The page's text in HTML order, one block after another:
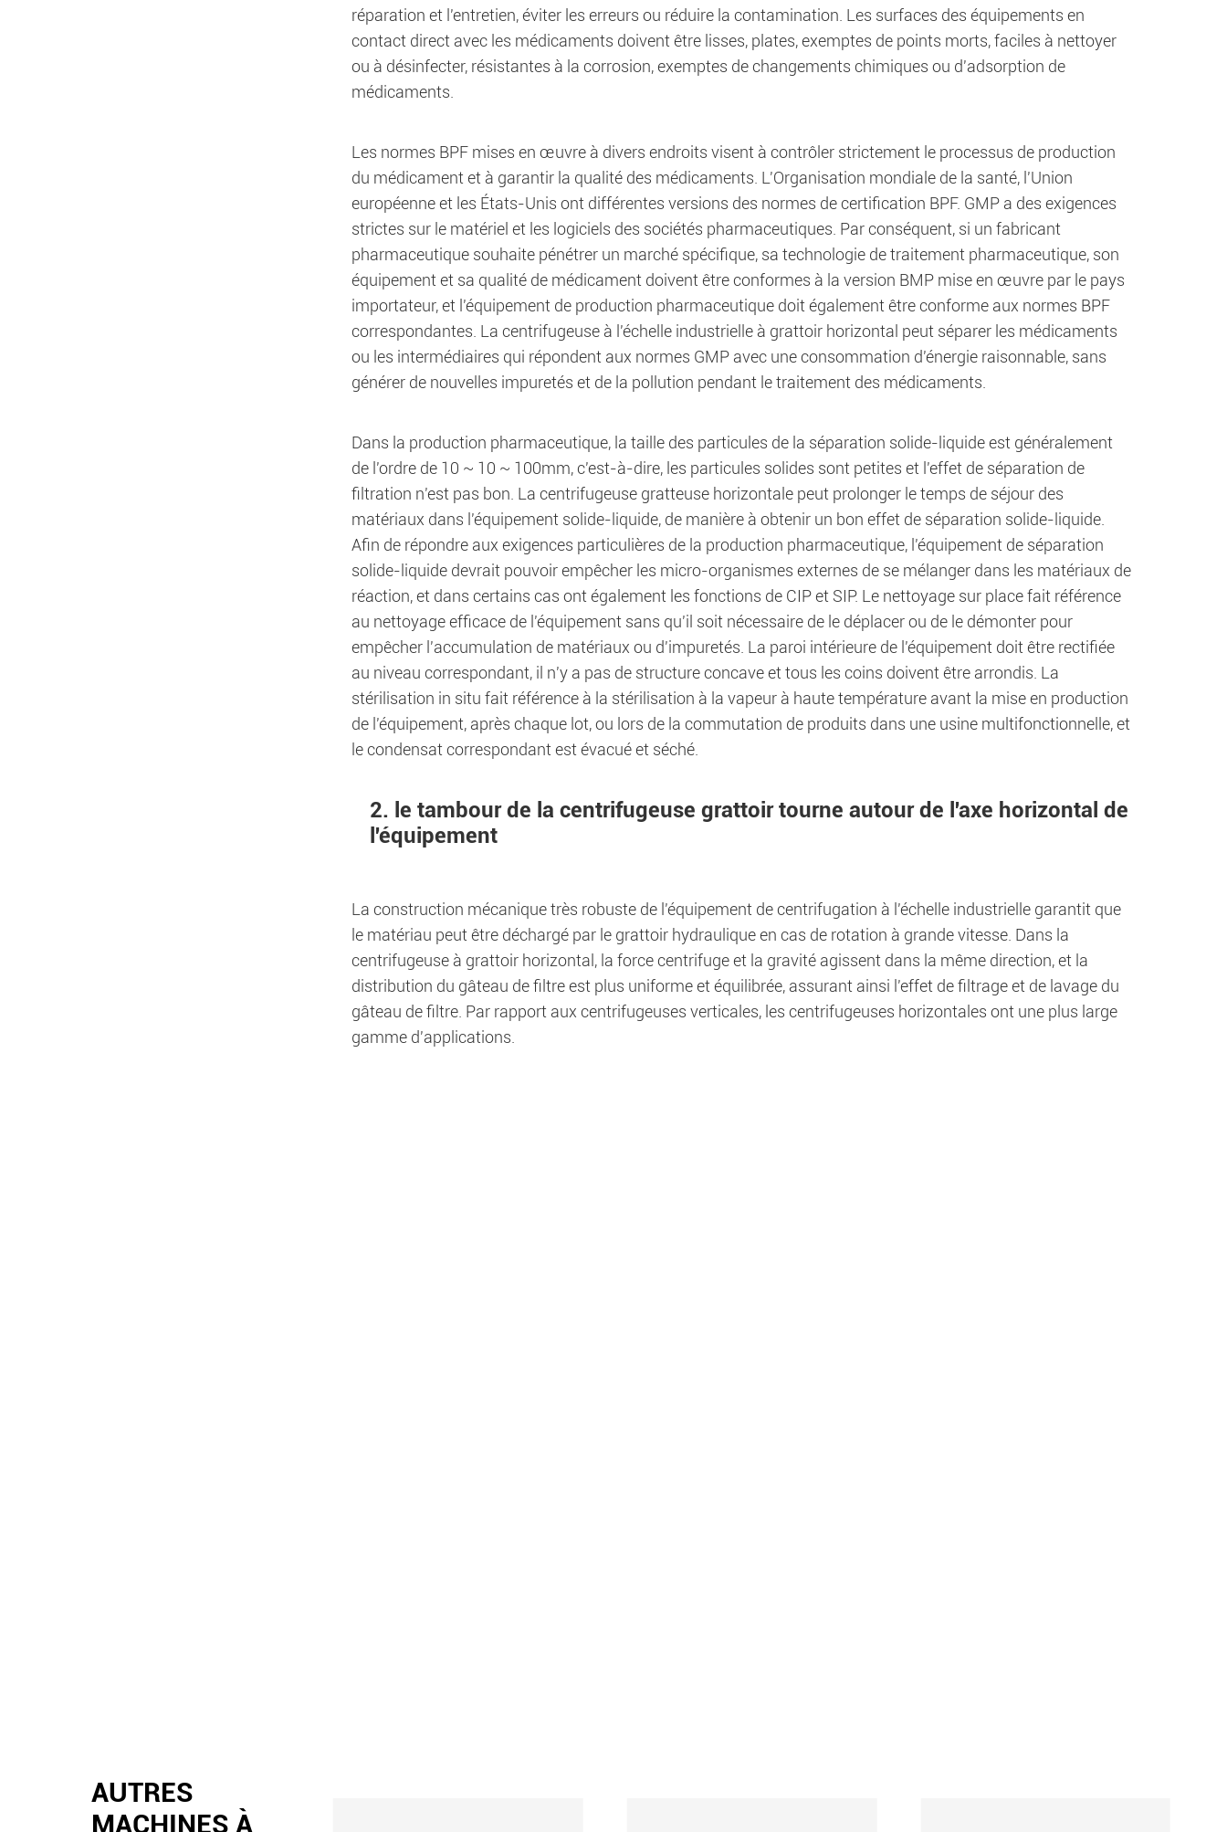
réparation et l'entretien, éviter les erreurs ou réduire la contamination. Les surfaces des équipements en
contact direct avec les médicaments doivent être lisses, plates, exemptes de points morts, faciles à nettoyer
ou à désinfecter, résistantes à la corrosion, exemptes de changements chimiques ou d'adsorption de
médicaments.
Les normes BPF mises en œuvre à divers endroits visent à contrôler strictement le processus de production
du médicament et à garantir la qualité des médicaments. L'Organisation mondiale de la santé, l'Union
européenne et les États-Unis ont différentes versions des normes de certification BPF. GMP a des exigences
strictes sur le matériel et les logiciels des sociétés pharmaceutiques. Par conséquent, si un fabricant
pharmaceutique souhaite pénétrer un marché spécifique, sa technologie de traitement pharmaceutique, son
équipement et sa qualité de médicament doivent être conformes à la version BMP mise en œuvre par le pays
importateur, et l'équipement de production pharmaceutique doit également être conforme aux normes BPF
correspondantes. La centrifugeuse à l'échelle industrielle à grattoir horizontal peut séparer les médicaments
ou les intermédiaires qui répondent aux normes GMP avec une consommation d'énergie raisonnable, sans
générer de nouvelles impuretés et de la pollution pendant le traitement des médicaments.
Dans la production pharmaceutique, la taille des particules de la séparation solide-liquide est généralement
de l'ordre de 10 ~ 10 ~ 100mm, c'est-à-dire, les particules solides sont petites et l'effet de séparation de
filtration n'est pas bon. La centrifugeuse gratteuse horizontale peut prolonger le temps de séjour des
matériaux dans l'équipement solide-liquide, de manière à obtenir un bon effet de séparation solide-liquide.
Afin de répondre aux exigences particulières de la production pharmaceutique, l'équipement de séparation
solide-liquide devrait pouvoir empêcher les micro-organismes externes de se mélanger dans les matériaux de
réaction, et dans certains cas ont également les fonctions de CIP et SIP. Le nettoyage sur place fait référence
au nettoyage efficace de l'équipement sans qu'il soit nécessaire de le déplacer ou de le démonter pour
empêcher l'accumulation de matériaux ou d'impuretés. La paroi intérieure de l'équipement doit être rectifiée
au niveau correspondant, il n'y a pas de structure concave et tous les coins doivent être arrondis. La
stérilisation in situ fait référence à la stérilisation à la vapeur à haute température avant la mise en production
de l'équipement, après chaque lot, ou lors de la commutation de produits dans une usine multifonctionnelle, et
le condensat correspondant est évacué et séché.
2. le tambour de la centrifugeuse grattoir tourne autour de l'axe horizontal de
l'équipement
La construction mécanique très robuste de l'équipement de centrifugation à l'échelle industrielle garantit que
le matériau peut être déchargé par le grattoir hydraulique en cas de rotation à grande vitesse. Dans la
centrifugeuse à grattoir horizontal, la force centrifuge et la gravité agissent dans la même direction, et la
distribution du gâteau de filtre est plus uniforme et équilibrée, assurant ainsi l'effet de filtrage et de lavage du
gâteau de filtre. Par rapport aux centrifugeuses verticales, les centrifugeuses horizontales ont une plus large
gamme d'applications.
AUTRES
MACHINES À